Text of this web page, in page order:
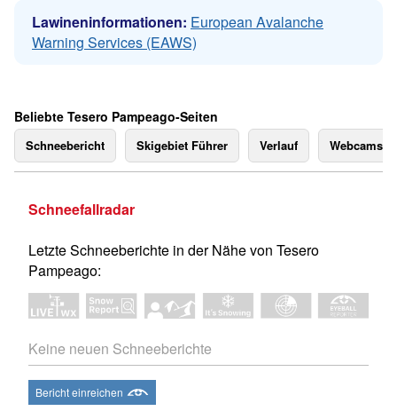
Lawineninformationen: European Avalanche
Warning Services (EAWS)
Beliebte Tesero Pampeago-Seiten
Schneebericht Skigebiet Führer Verlauf Webcams
Schneefallradar
Letzte Schneeberichte in der Nähe von Tesero
Pampeago:
Keine neuen Schneeberichte
Bericht einreichen